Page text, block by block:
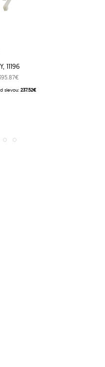
11196
slevou:237.52€